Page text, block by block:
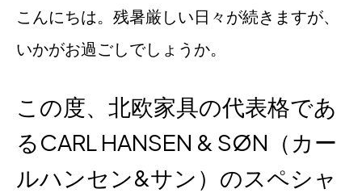
こんにちは。残暑厳しい日々が続きますが、
いかがお過ごしでしょうか。
この度、北欧家具の代表格であ
るCARL HANSEN & SØN（カー
ルハンセン&サン）のスペシャ